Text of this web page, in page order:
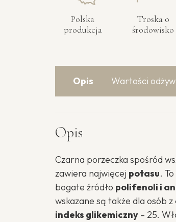
Polska
produkcja
Troska o
środowisko
Opis Wartości
Opis
Czarna porzeczka spośród
zawiera najwięcej potasu.
bogate źródło polifenoli i
wskazane są także dla osób
indeks glikemiczny – 25.